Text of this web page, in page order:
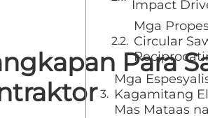
Para
Impact
Mga
Circular
Mga
Kagamitang
Mas Mataas